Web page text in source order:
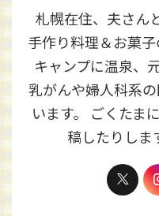
札幌在住、夫さん
手作り料理＆お菓
キャンプに温泉、
乳がんや婦人科系
います。 ごくたま
稿したりしま